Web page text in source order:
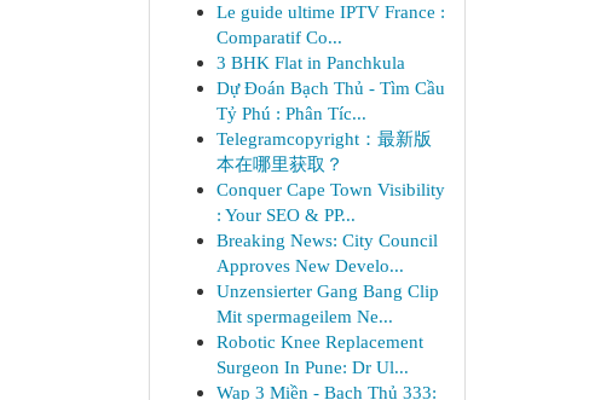
Le guide ultime IPTV France :
Comparatif Co...
3 BHK Flat in Panchkula
Dự Đoán Bạch Thủ - Tìm Cầu
Tỷ Phú : Phân Tíc...
Telegramcopyright：最新版
本在哪里获取？
Conquer Cape Town Visibility
: Your SEO & PP...
Breaking News: City Council
Approves New Develo...
Unzensierter Gang Bang Clip
Mit spermageilem Ne...
Robotic Knee Replacement
Surgeon In Pune: Dr Ul...
Wap 3 Miền - Bạch Thủ 333: